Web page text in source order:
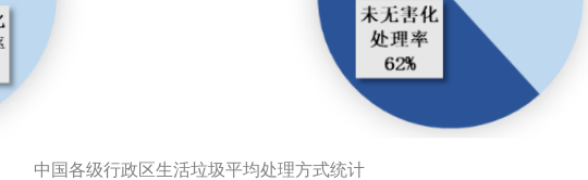
中国各级行政区生活垃圾平均处理方式统计